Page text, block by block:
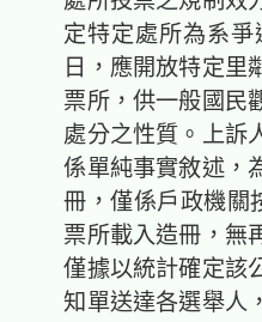
定特定處所為系
日，應開放特定里
票所，供一般國民
處分之性質。上訴
係單純事實敘述，
冊，僅係戶政機關
票所載入造冊，無
僅據以統計確定該
知單送達各選舉人